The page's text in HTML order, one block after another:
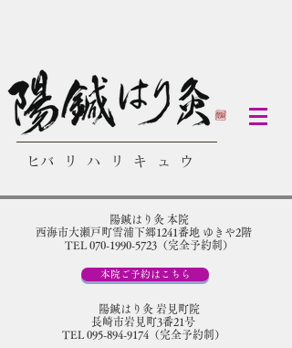
​ヒバリハリキュウ
陽鍼はり灸 本院
​西海市大瀬戸町雪浦下郷1241番地 ゆきや2階
TEL 070-1990-5723（完全予約制）
本院ご予約はこちら
陽鍼はり灸 岩見町院
​長崎市岩見町3番21号
TEL 095-894-9174（完全予約制）